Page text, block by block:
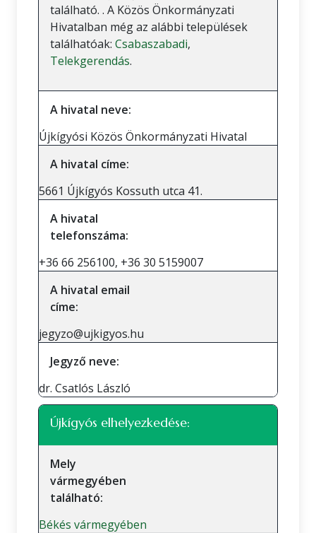
található. . A Közös Önkormányzati
Hivatalban még az alábbi települések
találhatóak: Csabaszabadi,
Telekgerendás.
A hivatal neve:
Újkígyósi Közös Önkormányzati Hivatal
A hivatal címe:
5661 Újkígyós Kossuth utca 41.
A hivatal
telefonszáma:
+36 66 256100, +36 30 5159007
A hivatal email
címe:
jegyzo@ujkigyos.hu
Jegyző neve:
dr. Csatlós László
Újkígyós elhelyezkedése:
Mely
vármegyében
található:
Békés vármegyében